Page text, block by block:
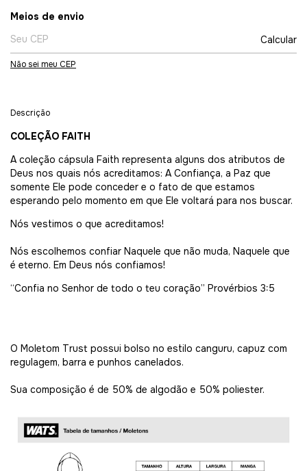
Entregas para o CEP:
Meios de envio
Calcular
Não sei meu CEP
Descrição
COLEÇÃO FAITH
A coleção cápsula Faith representa alguns dos atributos de
Deus nos quais nós acreditamos: A Confiança, a Paz que
somente Ele pode conceder e o fato de que estamos
esperando pelo momento em que Ele voltará para nos buscar.
Nós vestimos o que acreditamos!
Nós escolhemos confiar Naquele que não muda, Naquele que
é eterno. Em Deus nós confiamos!
“Confia no Senhor de todo o teu coração” Provérbios 3:5
O Moletom Trust possui bolso no estilo canguru, capuz com
regulagem, barra e punhos canelados.
Sua composição é de 50% de algodão e 50% poliester.